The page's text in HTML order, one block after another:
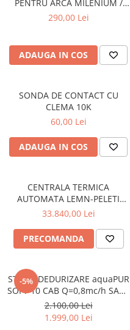
PENTRU ARCA MILENIUM /
POCKET I - PRS0003P1
290,00 Lei
ADAUGA IN COS
SONDA DE CONTACT CU
CLEMA 10K
60,00 Lei
ADAUGA IN COS
CENTRALA TERMICA
AUTOMATA LEMN-PELETI
ARCA LPA DUO MATIC 45RI
33.840,00 Lei
PRECOMANDA
-5%
STATIE DEDURIZARE aquaPUR
SOFT 10 CAB Q=0,8mc/h SARE
23KG (CU BY-PASS)
2.100,00 Lei
1.999,00 Lei